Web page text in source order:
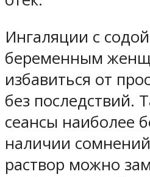
Ингаляции с
беременным
избавиться от
без последствий.
сеансы наиболее
наличии
раствор можно